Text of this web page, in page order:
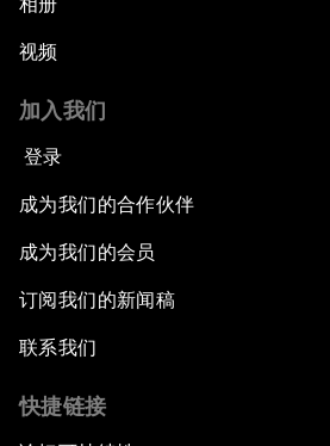
相册
视频
加入我们
登录
成为我们的合作伙伴
成为我们的会员
订阅我们的新闻稿
联系我们
快捷链接